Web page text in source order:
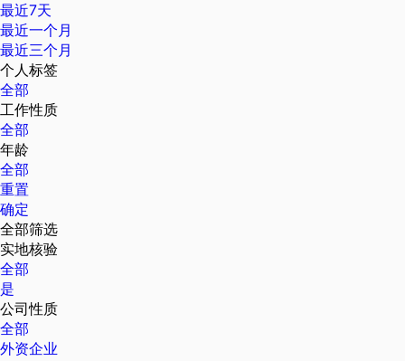
最近7天
最近一个月
最近三个月
个人标签
全部
工作性质
全部
年龄
全部
重置
确定
全部筛选
实地核验
全部
是
公司性质
全部
外资企业